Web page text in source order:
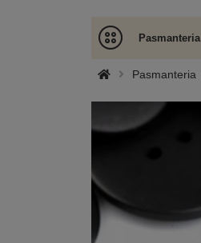
Pasmanteria
Pasmanteria